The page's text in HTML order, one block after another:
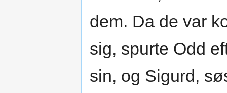
dem. Da de var
sig, spurte Odd
sin, og Sigurd,